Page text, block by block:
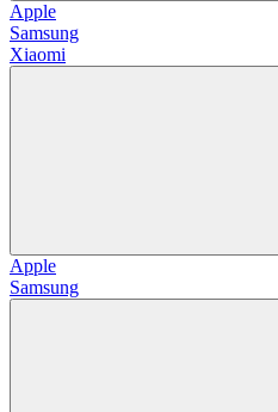
Apple
Samsung
Xiaomi
Apple
Samsung